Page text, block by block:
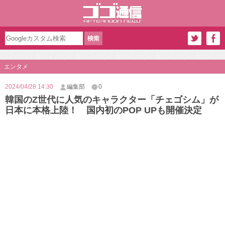
エンタメ
2024/04/28 14:30 編集部 0
韓国のZ世代に人気のキャラクター「チェゴシム」が
日本に本格上陸！ 国内初のPOP UPも開催決定